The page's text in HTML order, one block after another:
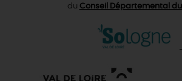
du Conseil Départemental